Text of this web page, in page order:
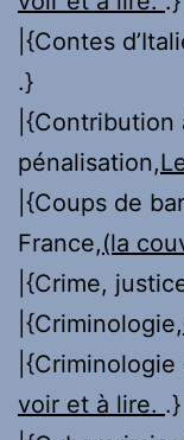
|{Contes
.}
|{Contribution
pénalisation,
|{Coups de
France,(la
|{Crime,
|{Criminologie,
voir et à lire. .}